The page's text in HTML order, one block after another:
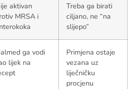
aktivan
MRSA i
Treba ga birati
ciljano, ne “na
slijepo”
ga vodi
lijek na
Primjena ostaje
vezana uz
liječničku
procjenu